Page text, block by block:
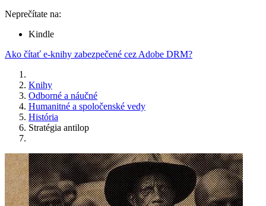
Neprečítate na:
Kindle
Ako čítať e-knihy zabezpečené cez Adobe DRM?
Knihy
Odborné a náučné
Humanitné a spoločenské vedy
História
Stratégia antilop